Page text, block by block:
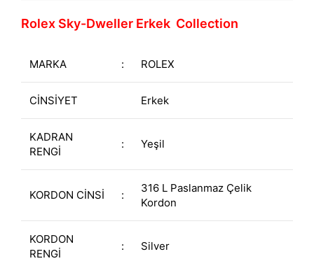
Rolex Sky-Dweller Erkek Collection
MARKA : ROLEX
CİNSİYET Erkek
KADRAN
RENGİ
: Yeşil
KORDON CİNSİ :
316 L Paslanmaz Çelik
Kordon
KORDON
RENGİ
: Silver